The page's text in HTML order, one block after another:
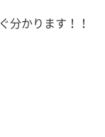
分かります！！